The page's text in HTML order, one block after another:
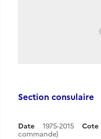
Section consulaire
Date 1975-2015 Cote
commande)